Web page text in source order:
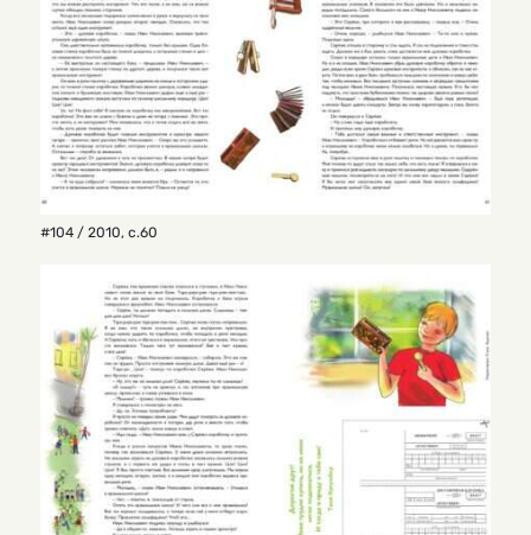
#104 / 2010, с.60